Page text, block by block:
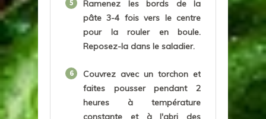
5
Ramenez les bords de la
pâte 3-4 fois vers le centre
pour la rouler en boule.
Reposez-la dans le saladier.
6
Couvrez avec un torchon et
faites pousser pendant 2
heures à température
constante et à l'abri des